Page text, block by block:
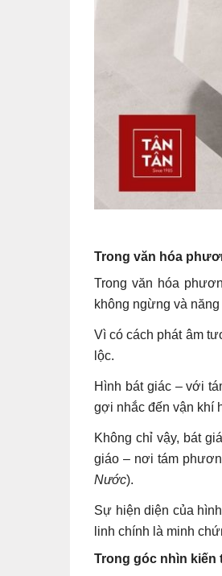
Trong văn hóa
Trong văn hóa
không ngừng và
Vì có cách phát âm
lộc.
Hình bát giác – với
gợi nhắc đến vận khí
Không chỉ vậy, bát
giáo – nơi tám
Nước).
Sự hiện diện của
linh chính là minh
Trong góc nhìn kiến